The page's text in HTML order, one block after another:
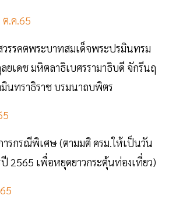
.ค.65
รรคตพระบาทสมเด็จพระปรมินทรม
เดช มหิตลาธิเบศรรามาธิบดี จักรีนฤ
นทราธิราช บรมนาถบพิตร
ารกรณีพิเศษ (ตามมติ ครม.ให้เป็นวัน
2565 เพื่อหยุดยาวกระตุ้นท่องเที่ยว)